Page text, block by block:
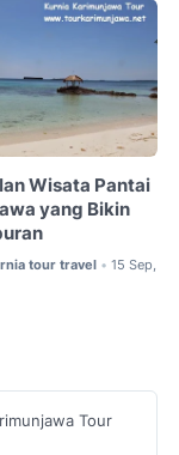
Wisata Pantai
yang Bikin
tour travel • 15 Sep,
Tour